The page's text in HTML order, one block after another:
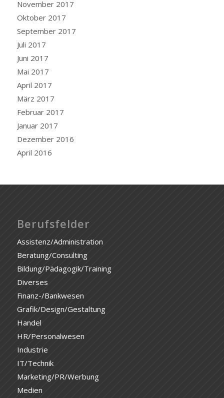
November 2017
Oktober 2017
September 2017
Juli 2017
Juni 2017
Mai 2017
April 2017
März 2017
Februar 2017
Januar 2017
Dezember 2016
April 2016
Berufsfelder
Assistenz/Administration
Beratung/Consulting
Bildung/Pädagogik/Training
Diverses
Finanz-/Bankwesen
Grafik/Design/Gestaltung
Handel
HR/Personalwesen
Industrie
IT/Technik
Marketing/PR/Werbung
Medien